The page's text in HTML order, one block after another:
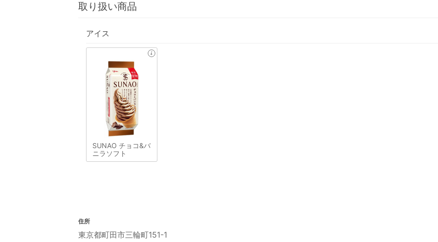
取り扱い商品
アイス
SUNAO チョコ&バ
ニラソフト
住所
東京都町田市三輪町151-1